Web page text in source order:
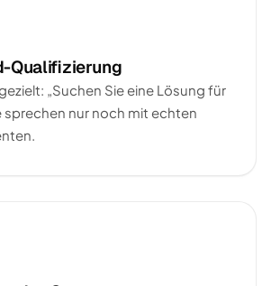
Qualifizierung
„Suchen Sie eine Lösung für
sprechen nur noch mit echten